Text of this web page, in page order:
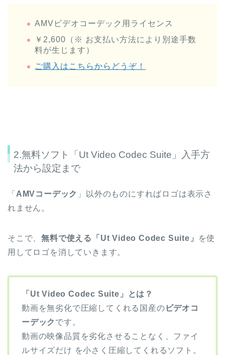
AMVビデオコーデック用ライセンス
￥2,600（※ お支払い方法により別途手数
料が生じます）
ご購入はこちらからどうぞ！
2.無料ソフト「Ut Video Codec Suite」入手方
法から設定まで
「 AMVコーデック 」以外のものにすればロゴは表示さ
れません。
そこで、無料で使える「Ut Video Codec Suite」
を使
用してロゴを消していきます。
「Ut Video Codec Suite」とは？
動画を無劣化で圧縮してくれる国産の ビデオコ
ーデック です。
動画の映像品質を劣化させることなく、ファイ
ルサイズだけ を小さく圧縮してくれるソフト。